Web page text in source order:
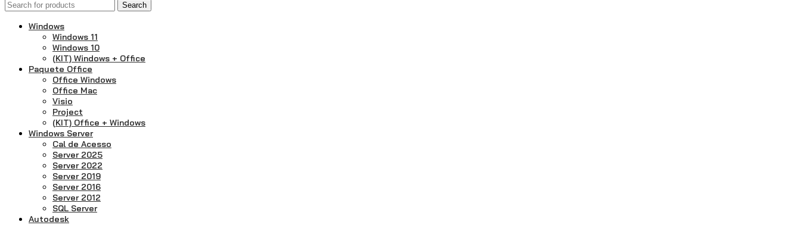
Search
Windows
Windows 11
Windows 10
(KIT) Windows + Office
Paquete Office
Office Windows
Office Mac
Visio
Project
(KIT) Office + Windows
Windows Server
Cal de Acesso
Server 2025
Server 2022
Server 2019
Server 2016
Server 2012
SQL Server
Autodesk